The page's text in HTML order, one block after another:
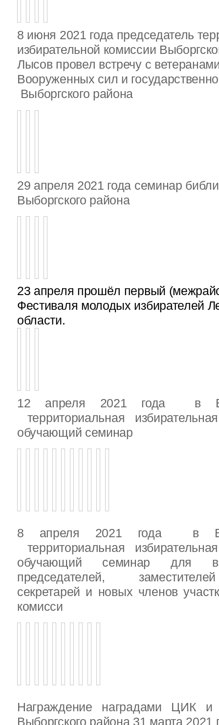
8 июня 2021 года председатель
избирательной комиссии
Лысов провел встречу с
Вооруженных сил и
Выборгского района
29 апреля 2021 года семинар
Выборгского района
23 апреля прошёл первый
Фестиваля молодых избирателей
области.
12 апреля 2021 года в
территориальная
обучающий семинар
8 апреля 2021 года в
территориальная
обучающий семинар для
председателей,
секретарей и новых членов
комисси
Награждение наградами ЦИК
Выборгского района 31 марта 2021